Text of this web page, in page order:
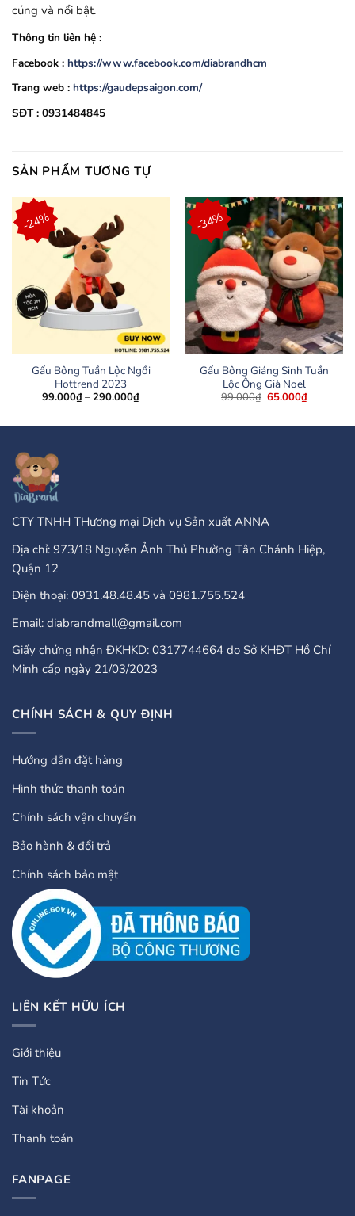
cúng và nổi bật.
Thông tin liên hệ :
Facebook : https://www.facebook.com/diabrandhcm
Trang web : https://gaudepsaigon.com/
SĐT : 0931484845
SẢN PHẨM TƯƠNG TỰ
-24%
Gấu Bông Tuần Lộc Ngồi
Hottrend 2023
99.000₫–290.000₫Khoảng
99.000₫
-34%
Gấu Bông Giáng Sinh Tuần
Lộc Ông Già Noel
99.000₫ Giá
99.000₫.
65.000₫Giá
hiện
là:
CTY TNHH THương mại Dịch vụ Sản xuất ANNA
Địa chỉ: 973/18 Nguyễn Ảnh Thủ Phường Tân Chánh Hiệp,
Quận 12
Điện thoại: 0931.48.48.45 và 0981.755.524
Email: diabrandmall@gmail.com
Giấy chứng nhận ĐKHKD: 0317744664 do Sở KHĐT Hồ Chí
Minh cấp ngày 21/03/2023
CHÍNH SÁCH & QUY ĐỊNH
Hướng dẫn đặt hàng
Hình thức thanh toán
Chính sách vận chuyển
Bảo hành & đổi trả
Chính sách bảo mật
LIÊN KẾT HỮU ÍCH
Giới thiệu
Tin Tức
Tài khoản
Thanh toán
FANPAGE